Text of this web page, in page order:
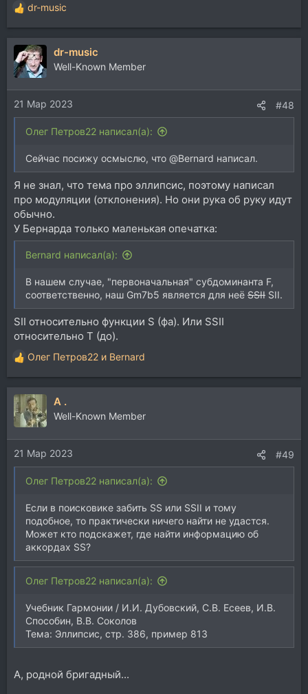
Р
е
а
к
ц
и
и
:
dr-music
dr-music
Well-Known Member
21 Мар 2023 #48
Олег Петров22 написал(а):
Сейчас посижу осмыслю, что @Bernard написал.
Я не знал, что тема про эллипсис, поэтому написал
про модуляции (отклонения). Но они рука об руку идут
обычно.
У Бернарда только маленькая опечатка:
Bernard написал(а):
В нашем случае, "первоначальная" субдоминанта F,
соответственно, наш Gm7b5 является для неё SSII SII.
SII относительно функции S (фа). Или SSII
относительно T (до).
Р
е
а
к
ц
и
и
:
Олег Петров22 и Bernard
A .
Well-Known Member
21 Мар 2023 #49
Олег Петров22 написал(а):
Если в поисковике забить SS или SSII и тому
подобное, то практически ничего найти не удастся.
Может кто подскажет, где найти информацию об
аккордах SS?
Олег Петров22 написал(а):
Учебник Гармонии / И.И. Дубовский, С.В. Есеев, И.В.
Способин, В.В. Соколов
Тема: Эллипсис, стр. 386, пример 813
А, родной бригадный...